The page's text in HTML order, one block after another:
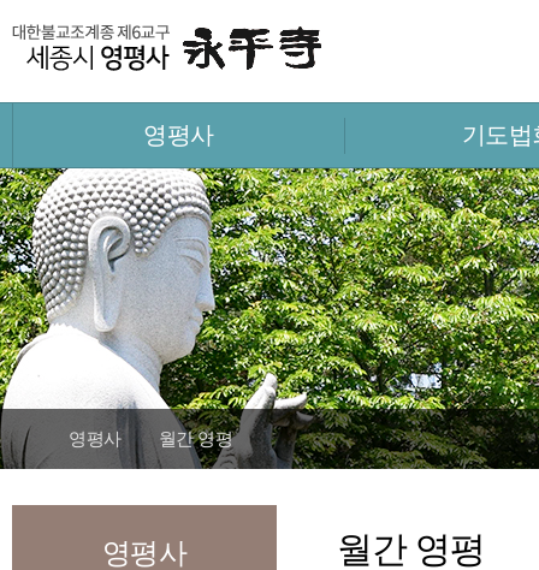
영평사 기도법
영평사 월간 영평
영평사 월간 영평